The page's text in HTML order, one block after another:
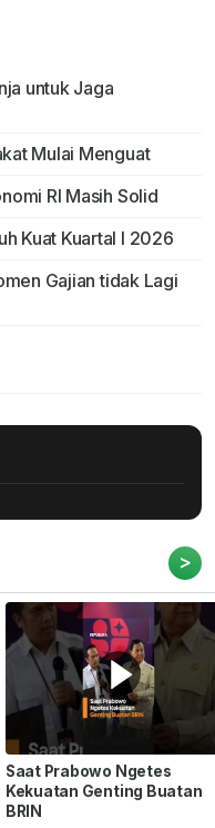
untuk Jaga
Mulai Menguat
RI Masih Solid
Kuat Kuartal I 2026
Gajian tidak Lagi
>
Saat Prabowo Ngetes
Kekuatan Genting Buatan
BRIN